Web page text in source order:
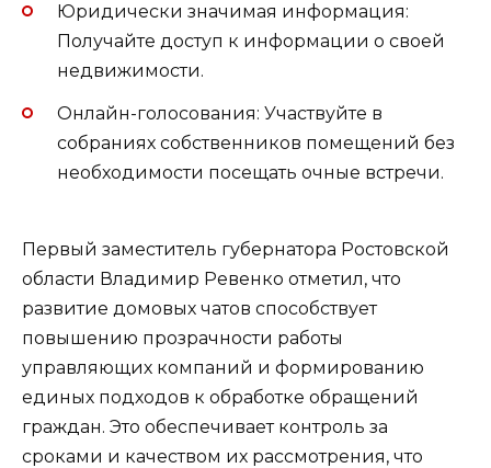
Юридически значимая информация:
Получайте доступ к информации о своей
недвижимости.
Онлайн-голосования: Участвуйте в
собраниях собственников помещений без
необходимости посещать очные встречи.
Первый заместитель губернатора Ростовской
области Владимир Ревенко отметил, что
развитие домовых чатов способствует
повышению прозрачности работы
управляющих компаний и формированию
единых подходов к обработке обращений
граждан. Это обеспечивает контроль за
сроками и качеством их рассмотрения, что